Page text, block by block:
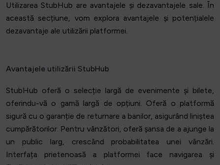
Utilizarea StubHub are avantajele și dezavantajele sale. În
această secțiune, vom explora avantajele și potențialele
dezavantaje ale utilizării platformei.
Avantajele utilizării StubHub
StubHub oferă o selecție largă de evenimente și bilete,
oferindu-vă o gamă largă de opțiuni. Oferă o platformă
sigură cu o garanție de returnare a banilor, asigurând liniștea
cumpărătorilor. Pentru vânzători, oferă șansa de a ajunge la
un public larg, crescând probabilitatea unei vânzări.
Interfața prietenoasă a platformei face navigarea și